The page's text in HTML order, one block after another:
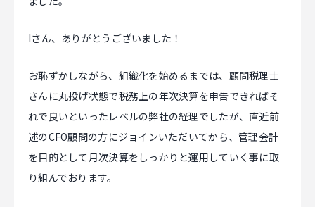
Iさん、ありがとうございました！
お恥ずかしながら、組織化を始めるまでは、顧問税理士
さんに丸投げ状態で税務上の年次決算を申告できればそ
れで良いといったレベルの弊社の経理でしたが、直近前
述のCFO顧問の方にジョインいただいてから、管理会計
を目的として月次決算をしっかりと運用していく事に取
り組んでおります。